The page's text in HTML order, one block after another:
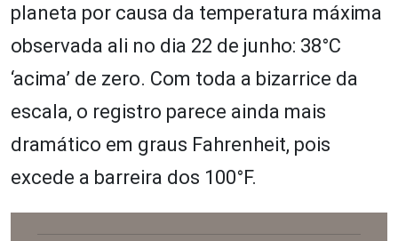
planeta por causa da temperatura máxima
observada ali no dia 22 de junho: 38°C
‘acima’ de zero. Com toda a bizarrice da
escala, o registro parece ainda mais
dramático em graus Fahrenheit, pois
excede a barreira dos 100°F.